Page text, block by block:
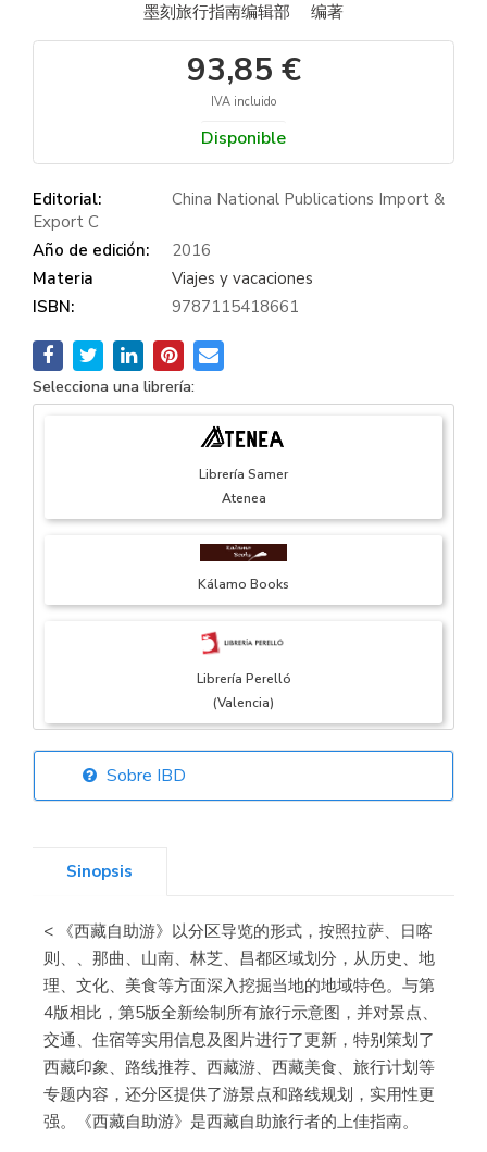
墨刻旅行指南编辑部 编著
93,85 €
IVA incluido
Disponible
Editorial:
China National Publications Import &
Export C
Año de edición:
2016
Materia
Viajes y vacaciones
ISBN:
9787115418661
Selecciona una librería:
Librería Samer
Atenea
Kálamo Books
Librería Perelló
(Valencia)
Librería Elías
Librería Kolima
(Madrid)
Librería Proteo
(Málaga)
Sobre IBD
Sinopsis
< 《西藏自助游》以分区导览的形式，按照拉萨、日喀
则、、那曲、山南、林芝、昌都区域划分，从历史、地
理、文化、美食等方面深入挖掘当地的地域特色。与第
4版相比，第5版全新绘制所有旅行示意图，并对景点、
交通、住宿等实用信息及图片进行了更新，特别策划了
西藏印象、路线推荐、西藏游、西藏美食、旅行计划等
专题内容，还分区提供了游景点和路线规划，实用性更
强。《西藏自助游》是西藏自助旅行者的上佳指南。